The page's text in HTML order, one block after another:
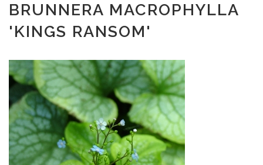
BRUNNERA MACROPHYLLA
'KINGS RANSOM'